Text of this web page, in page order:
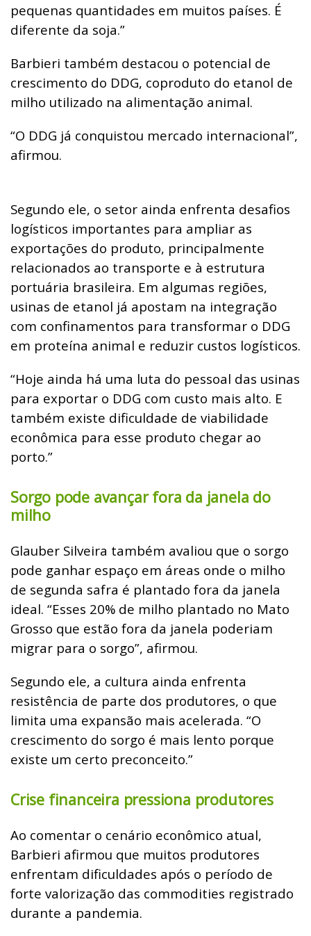
pequenas quantidades em muitos países. É
diferente da soja.”
Barbieri também destacou o potencial de
crescimento do DDG, coproduto do etanol de
milho utilizado na alimentação animal.
“O DDG já conquistou mercado internacional”,
afirmou.
Segundo ele, o setor ainda enfrenta desafios
logísticos importantes para ampliar as
exportações do produto, principalmente
relacionados ao transporte e à estrutura
portuária brasileira. Em algumas regiões,
usinas de etanol já apostam na integração
com confinamentos para transformar o DDG
em proteína animal e reduzir custos logísticos.
“Hoje ainda há uma luta do pessoal das usinas
para exportar o DDG com custo mais alto. E
também existe dificuldade de viabilidade
econômica para esse produto chegar ao
porto.”
Sorgo pode avançar fora da janela do
milho
Glauber Silveira também avaliou que o sorgo
pode ganhar espaço em áreas onde o milho
de segunda safra é plantado fora da janela
ideal. “Esses 20% de milho plantado no Mato
Grosso que estão fora da janela poderiam
migrar para o sorgo”, afirmou.
Segundo ele, a cultura ainda enfrenta
resistência de parte dos produtores, o que
limita uma expansão mais acelerada. “O
crescimento do sorgo é mais lento porque
existe um certo preconceito.”
Crise financeira pressiona produtores
Ao comentar o cenário econômico atual,
Barbieri afirmou que muitos produtores
enfrentam dificuldades após o período de
forte valorização das commodities registrado
durante a pandemia.